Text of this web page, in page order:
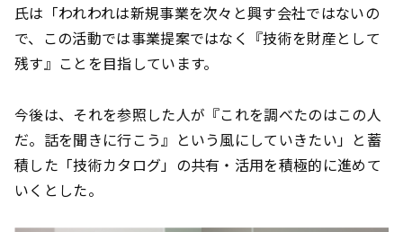
氏は「われわれは新規事業を次々と興す会社ではないの
で、この活動では事業提案ではなく『技術を財産として
残す』ことを目指しています。
今後は、それを参照した人が『これを調べたのはこの人
だ。話を聞きに行こう』という風にしていきたい」と蓄
積した「技術カタログ」の共有・活用を積極的に進めて
いくとした。